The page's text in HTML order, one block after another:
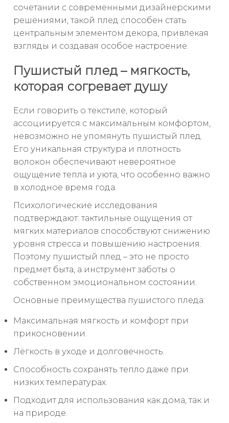
сочетании с современными дизайнерскими
решениями, такой плед способен стать
центральным элементом декора, привлекая
взгляды и создавая особое настроение.
Пушистый плед – мягкость,
которая согревает душу
Если говорить о текстиле, который
ассоциируется с максимальным комфортом,
невозможно не упомянуть пушистый плед.
Его уникальная структура и плотность
волокон обеспечивают невероятное
ощущение тепла и уюта, что особенно важно
в холодное время года.
Психологические исследования
подтверждают: тактильные ощущения от
мягких материалов способствуют снижению
уровня стресса и повышению настроения.
Поэтому пушистый плед – это не просто
предмет быта, а инструмент заботы о
собственном эмоциональном состоянии.
Основные преимущества пушистого пледа:
Максимальная мягкость и комфорт при
прикосновении.
Лёгкость в уходе и долговечность.
Способность сохранять тепло даже при
низких температурах.
Подходит для использования как дома, так и
на природе.